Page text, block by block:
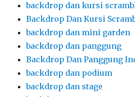
backdrop dan kursi
Backdrop Dan Kursi
backdrop dan mini garden
backdrop dan panggung
Backdrop Dan Panggung
backdrop dan podium
backdrop dan stage